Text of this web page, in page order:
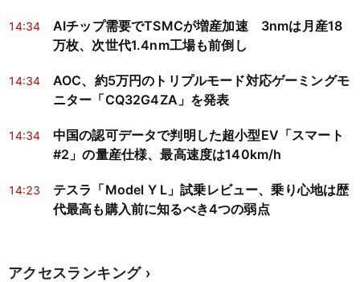
14:34
AIチップ需要でTSMCが増産加速 3nmは月産18
万枚、次世代1.4nm工場も前倒し
14:34
AOC、約5万円のトリプルモード対応ゲーミングモ
ニター「CQ32G4ZA」を発表
14:34
中国の認可データで判明した超小型EV「スマート
#2」の量産仕様、最高速度は140km/h
14:23
テスラ「Model Y L」試乗レビュー、乗り心地は歴
代最高も購入前に知るべき4つの弱点
アクセスランキング